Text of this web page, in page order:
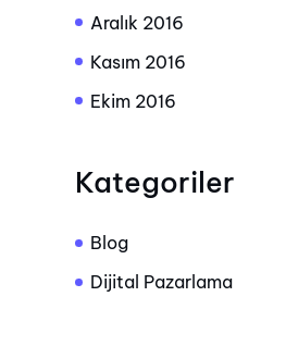
Aralık 2016
Kasım 2016
Ekim 2016
Kategoriler
Blog
Dijital Pazarlama